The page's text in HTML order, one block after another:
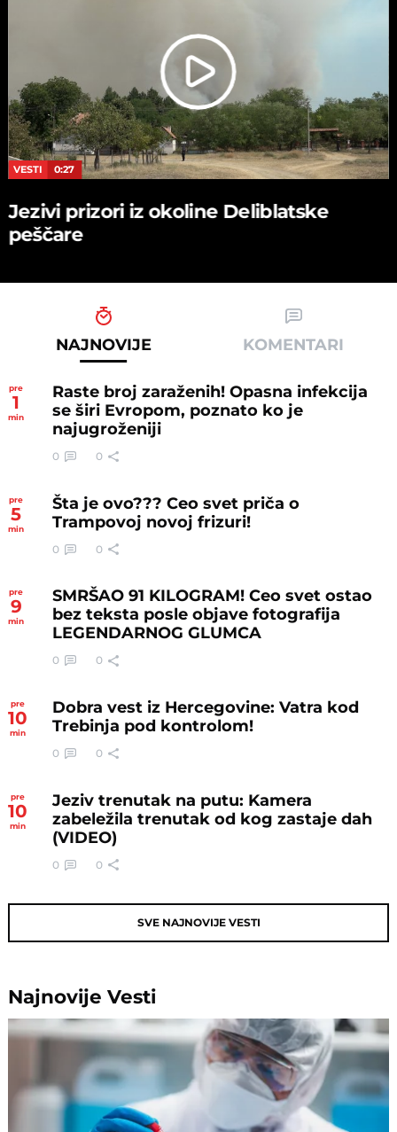
VESTI 0:27
Jezivi prizori iz okoline Deliblatske
peščare
NAJNOVIJE KOMENTARI
pre
1
min
Raste broj zaraženih! Opasna infekcija
se širi Evropom, poznato ko je
najugroženiji
0 0
pre
5
min
Šta je ovo??? Ceo svet priča o
Trampovoj novoj frizuri!
0 0
pre
9
min
SMRŠAO 91 KILOGRAM! Ceo svet ostao
bez teksta posle objave fotografija
LEGENDARNOG GLUMCA
0 0
pre
10
min
Dobra vest iz Hercegovine: Vatra kod
Trebinja pod kontrolom!
0 0
pre
10
min
Jeziv trenutak na putu: Kamera
zabeležila trenutak od kog zastaje dah
(VIDEO)
0 0
SVE NAJNOVIJE VESTI
NajnovijeVesti